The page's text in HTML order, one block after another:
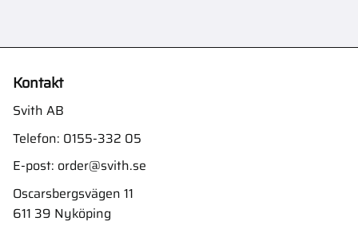
Kontakt
Svith AB
Telefon: 0155-332 05
E-post: order@svith.se
Oscarsbergsvägen 11
611 39 Nyköping